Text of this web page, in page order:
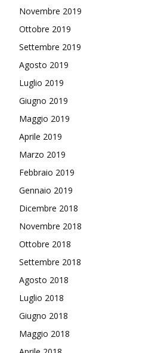
Novembre 2019
Ottobre 2019
Settembre 2019
Agosto 2019
Luglio 2019
Giugno 2019
Maggio 2019
Aprile 2019
Marzo 2019
Febbraio 2019
Gennaio 2019
Dicembre 2018
Novembre 2018
Ottobre 2018
Settembre 2018
Agosto 2018
Luglio 2018
Giugno 2018
Maggio 2018